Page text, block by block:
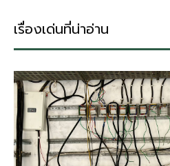
เรื่องเด่นที่น่าอ่าน